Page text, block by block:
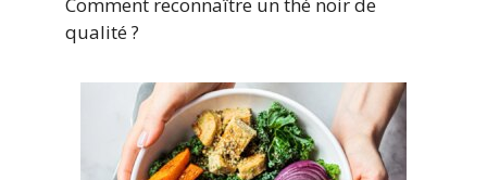
qualité ?